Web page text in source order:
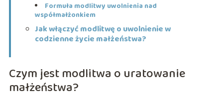
Formuła modlitwy uwolnienia nad
współmałżonkiem
Jak włączyć modlitwę o uwolnienie w
codzienne życie małżeństwa?
Czym jest modlitwa o uratowanie
małżeństwa?